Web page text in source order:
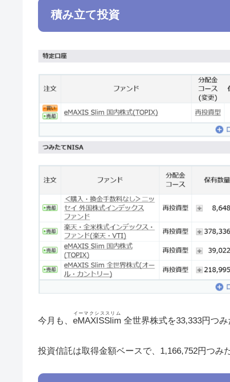
積み立て投資
今月も、 eMAXISSlim
イーマクシススリム
全世界株式を33,333円つ
投資信託は取得金額ベースで、1,166,752円つみ